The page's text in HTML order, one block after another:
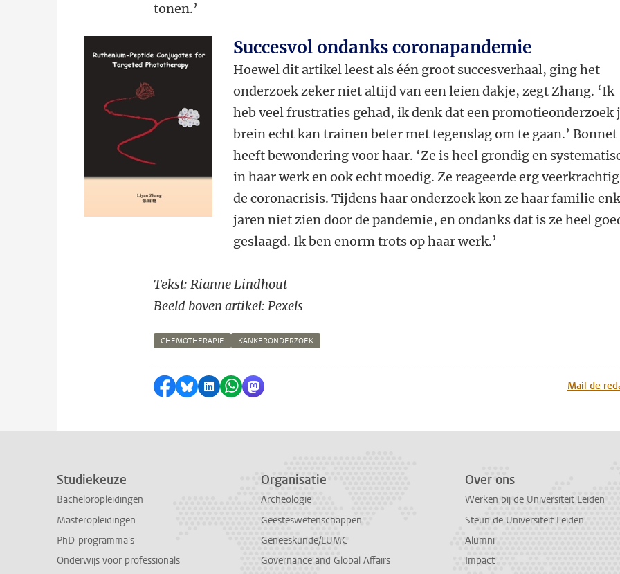
tonen.’
Succesvol ondanks coronapandemie
Hoewel dit artikel leest als één groot succesverhaal, ging het
onderzoek zeker niet altijd van een leien dakje, zegt Zhang. ‘Ik
heb veel frustraties gehad, ik denk dat een promotieonderzoek
brein echt kan trainen beter met tegenslag om te gaan.’ Bonnet
heeft bewondering voor haar. ‘Ze is heel grondig en
in haar werk en ook echt moedig. Ze reageerde erg
de coronacrisis. Tijdens haar onderzoek kon ze haar familie
jaren niet zien door de pandemie, en ondanks dat is ze heel
geslaagd. Ik ben enorm trots op haar werk.’
Tekst: Rianne Lindhout
Beeld boven artikel: Pexels
CHEMOTHERAPIE KANKERONDERZOEK
Delen op Facebook
Delen via Bluesky
Delen op LinkedIn
Delen via WhatsApp
Delen via Mastodon Mail de
Studiekeuze
Bacheloropleidingen
Masteropleidingen
PhD-programma's
Onderwijs voor professionals
Organisatie
Archeologie
Geesteswetenschappen
Geneeskunde/LUMC
Governance and Global Affairs
Over ons
Werken bij de Universiteit Leiden
Steun de Universiteit Leiden
Alumni
Impact